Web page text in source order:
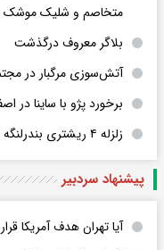
متخاصم و شلیک موشک
بلاگر معروف درگذشت
آتش‌سوزی مرگبار در
برخورد پژو با ساینا
زلزله ۴ ریشتری بندرلنگه را لرزاند
پیشنهاد سردبیر
آیا تهران هدف آمریکا